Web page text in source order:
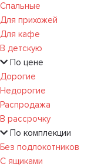
Спальные
Для прихожей
Для кафе
В детскую
По цене
Дорогие
Недорогие
Распродажа
В рассрочку
По комплекции
Без подлокотников
С ящиками